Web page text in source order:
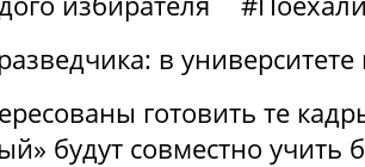
в
готовить те
будут совместно учить